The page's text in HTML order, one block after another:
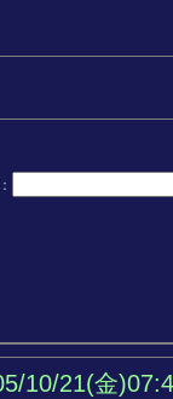
10/21(金